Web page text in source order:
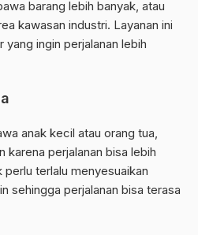
barang lebih banyak, atau
kawasan industri. Layanan ini
ingin perjalanan lebih
anak kecil atau orang tua,
karena perjalanan bisa lebih
terlalu menyesuaikan
sehingga perjalanan bisa terasa